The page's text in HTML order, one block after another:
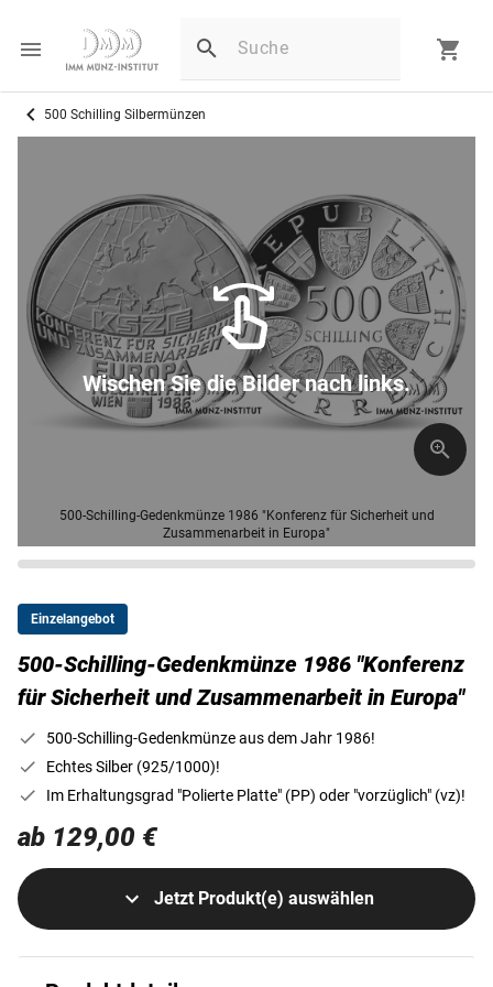
500 Schilling Silbermünzen
500-Schilling-Gedenkmünze 1986 "Konferenz für Sicherheit und
Zusammenarbeit in Europa"
Wischen Sie die Bilder nach links.
Einzelangebot
500-Schilling-Gedenkmünze 1986 "Konferenz
für Sicherheit und Zusammenarbeit in Europa"
500-Schilling-Gedenkmünze aus dem Jahr 1986!
Echtes Silber (925/1000)!
Im Erhaltungsgrad "Polierte Platte" (PP) oder "vorzüglich" (vz)!
ab 129,00 €
Jetzt Produkt(e) auswählen